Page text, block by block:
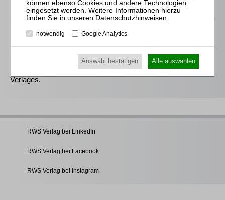
RWS bei beck-online
Das ModulInsolvenzrecht RWSbei beck-online ist ein
beck-online-Familie. Es enthält die wichtige
insolvenzrechtliche Kommentare und Handbücher des RWS
Verlages.
RWS Verlag bei LinkedIn
RWS Verlag bei Facebook
RWS Verlag bei Instagram
Datenschutzhinweisen.
notwendig Google Analytics
Auswahl bestätigen Alle auswählen